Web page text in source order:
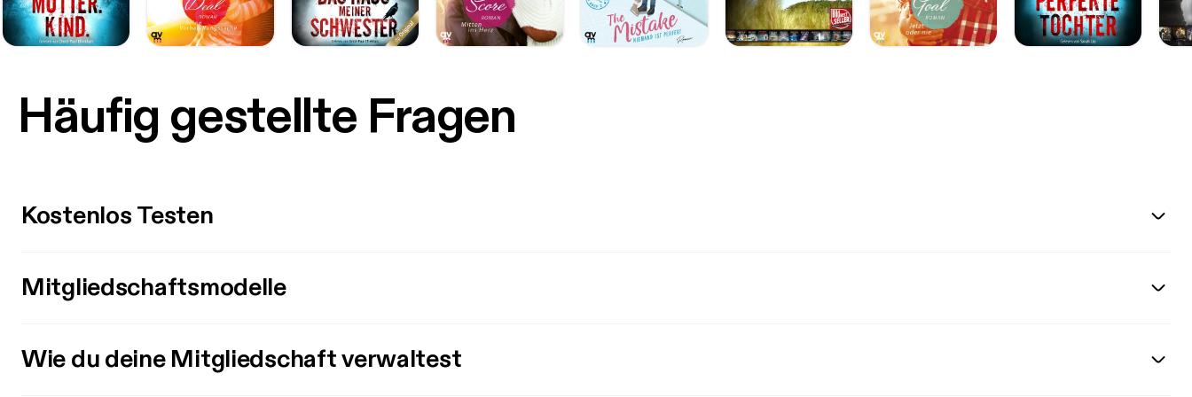
Häufig gestellte Fragen
Kostenlos Testen
Mitgliedschaftsmodelle
Wie du deine Mitgliedschaft verwaltest